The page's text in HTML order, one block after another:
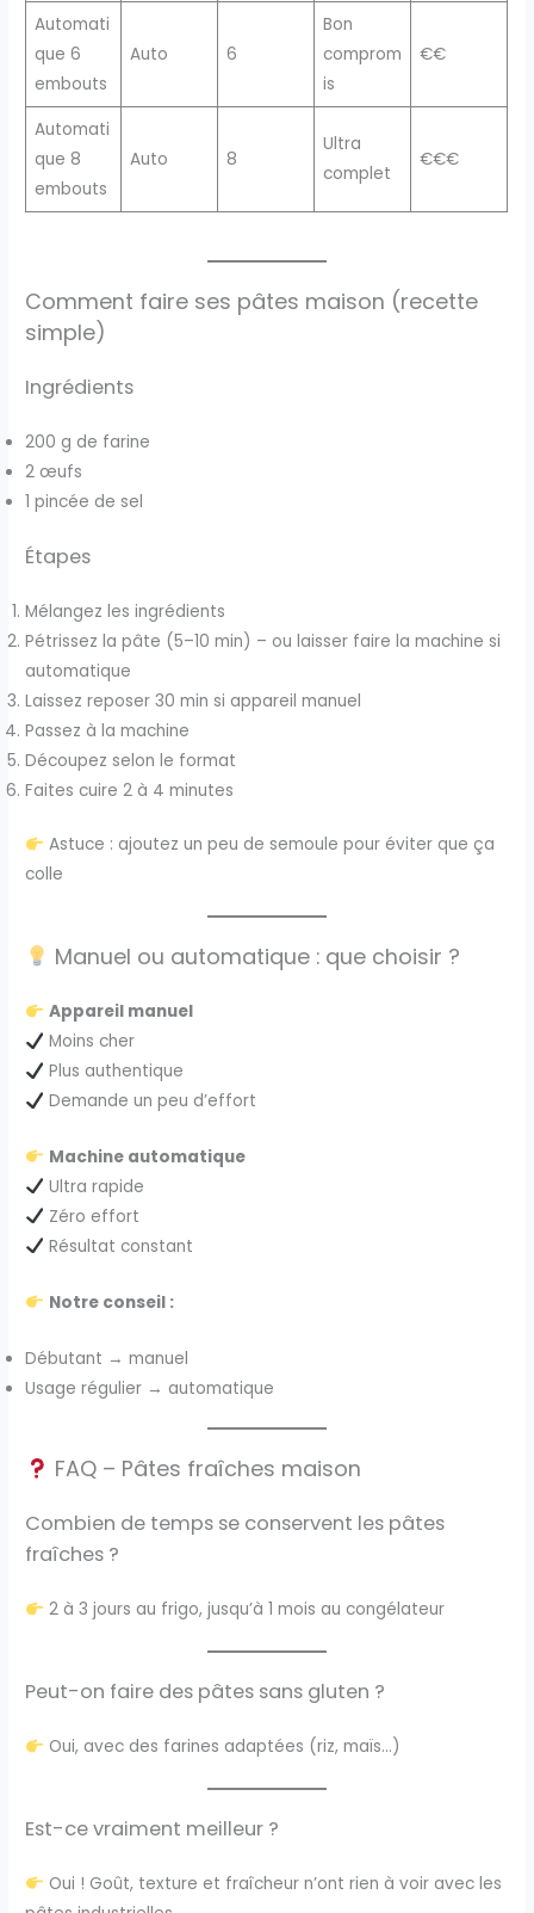
Automati
que 6
embouts
Auto 6
Bon
comprom
is
€€
Automati
que 8
embouts
Auto 8
Ultra
complet
€€€
Comment faire ses pâtes maison (recette
simple)
Ingrédients
200 g de farine
2 œufs
1 pincée de sel
Étapes
Mélangez les ingrédients
Pétrissez la pâte (5–10 min) – ou laisser faire la machine si
automatique
Laissez reposer 30 min si appareil manuel
Passez à la machine
Découpez selon le format
Faites cuire 2 à 4 minutes
Astuce : ajoutez un peu de semoule pour éviter que ça
colle
Manuel ou automatique : que choisir ?
Appareil manuel
Moins cher
Plus authentique
Demande un peu d’effort
Machine automatique
Ultra rapide
Zéro effort
Résultat constant
Notre conseil :
Débutant → manuel
Usage régulier → automatique
FAQ – Pâtes fraîches maison
Combien de temps se conservent les pâtes
fraîches ?
2 à 3 jours au frigo, jusqu’à 1 mois au congélateur
Peut-on faire des pâtes sans gluten ?
Oui, avec des farines adaptées (riz, maïs…)
Est-ce vraiment meilleur ?
Oui ! Goût, texture et fraîcheur n’ont rien à voir avec les